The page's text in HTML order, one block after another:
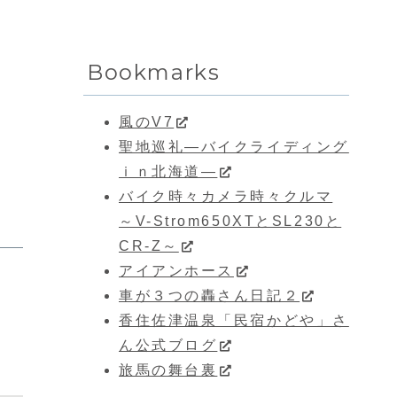
Bookmarks
風のV7
聖地巡礼―バイクライディング
ｉｎ北海道―
バイク時々カメラ時々クルマ
～V-Strom650XTとSL230と
CR-Z～
アイアンホース
車が３つの轟さん日記２
香住佐津温泉「民宿かどや」さ
ん公式ブログ
旅馬の舞台裏